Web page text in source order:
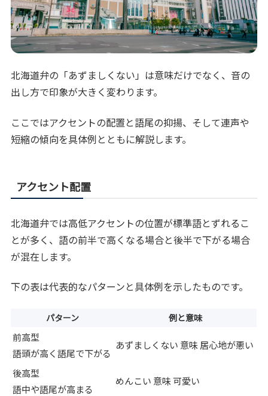
北海道弁の「あずましくない」は意味だけでなく、音の
出し方で印象が大きく変わります。
ここではアクセントの配置と語尾の抑揚、そして連声や
短縮の傾向を具体例とともに解説します。
アクセント配置
北海道弁では高低アクセントの位置が標準語とずれるこ
とが多く、語の前半で高くなる場合と後半で下がる場合
が混在します。
下の表は代表的なパターンと具体例を示したものです。
パターン 例と意味
前高型
語頭が高く語尾で下がる
あずましくない 意味 居心地が悪い
後高型
語中や語尾が高まる
めんこい 意味 可愛い